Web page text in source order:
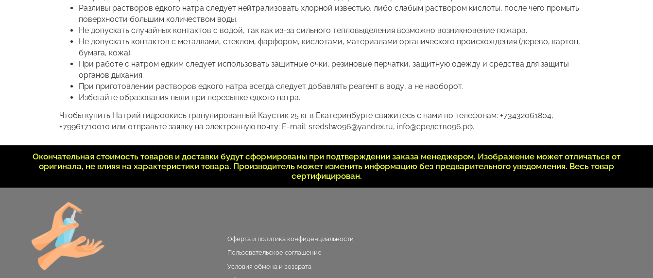
Разливы растворов едкого натра следует нейтрализовать хлорной известью, либо слабым раствором кислоты, после чего промыть
поверхности большим количеством воды.
Не допускать случайных контактов с водой, так как из-за сильного тепловыделения возможно возникновение пожара.
Не допускать контактов с металлами, стеклом, фарфором, кислотами, материалами органического происхождения (дерево, картон,
бумага, кожа).
При работе с натром едким следует использовать защитные очки, резиновые перчатки, защитную одежду и средства для защиты
органов дыхания.
При приготовлении растворов едкого натра всегда следует добавлять реагент в воду, а не наоборот.
Избегайте образования пыли при пересыпке едкого натра.
Чтобы купить Натрий гидроокись гранулированный Каустик 25 кг в Екатеринбурге свяжитесь с нами по телефонам: +73432061804,
+79961710010 или отправьте заявку на электронную почту: E-mail: sredstwo96@yandex.ru, info@средство96.рф.
Окончательная стоимость товаров и доставки будут сформированы при подтверждении заказа менеджером. Изображение может отличаться от
оригинала, не влияя на характеристики товара. Производитель может изменить информацию без предварительного уведомления. Весь товар
сертифицирован.
Оферта и политика конфиденциальности
Пользовательское соглашение
Условия обмена и возврата